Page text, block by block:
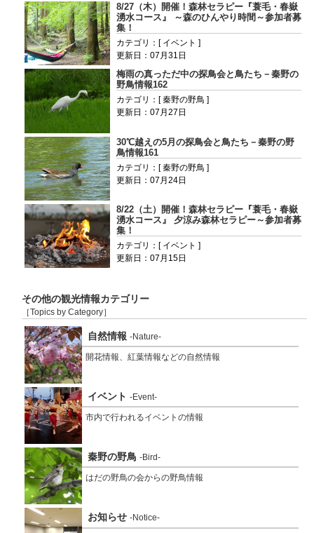
8/27（木）開催！森林セラピー『蓑毛・春嶽
湧水コース』 ～森のひんやり時間～参加者募
集！
カテゴリ：[ イベント ]
更新日：07月31日
梅雨の真っただ中の探鳥会と鳥たち－秦野の
野鳥情報162
カテゴリ：[ 秦野の野鳥 ]
更新日：07月27日
30℃越えの5月の探鳥会と鳥たち－秦野の野
鳥情報161
カテゴリ：[ 秦野の野鳥 ]
更新日：07月24日
8/22（土）開催！森林セラピー『蓑毛・春嶽
湧水コース』 夕涼み森林セラピー～参加者募
集！
カテゴリ：[ イベント ]
更新日：07月15日
その他の観光情報カテゴリー
［Topics by Category］
自然情報 -Nature-
開花情報、紅葉情報などの自然情報
イベント -Event-
市内で行われるイベントの情報
秦野の野鳥 -Bird-
はだの野鳥の会からの野鳥情報
お知らせ -Notice-